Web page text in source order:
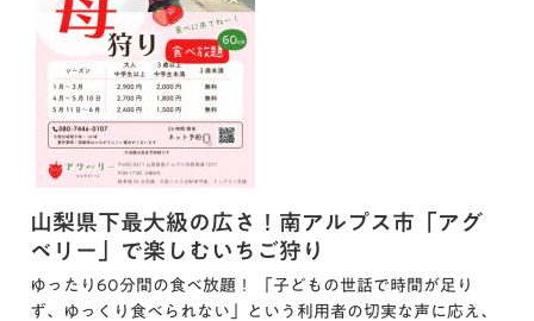
山梨県下最大級の広さ！南アルプス市「アグ
ベリー」で楽しむいちご狩り
ゆったり60分間の食べ放題！ 「子どもの世話で時間が足り
ず、ゆっくり食べられない」という利用者の切実な声に応え、